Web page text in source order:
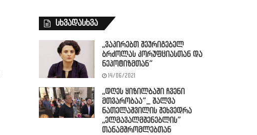
სხვადასხვა
,,ვაპირებთ შეურიგებელ
ბრძოლას კორუფციასთან და
ნეპოტიზმთან”
14/06/2021
,,დღეს ყიზილბაში ჩვენი
მთვარობაა”_ შალვა
ნათელაშვილის შეხვედრა
,,ელმავალმშენებლის”
თანამშრომლებთან